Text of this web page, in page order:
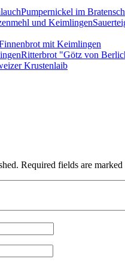
Pumpernickel im
mit Keimlingen
Ritterbrot "Götz von
Krustenlaib
Required fields are marked